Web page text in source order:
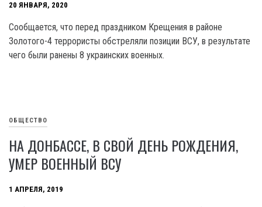
20 ЯНВАРЯ, 2020
Сообщается, что перед праздником Крещения в районе
Золотого-4 террористы обстреляли позиции ВСУ, в результате
чего были ранены 8 украинских военных.
ОБЩЕСТВО
НА ДОНБАССЕ, В СВОЙ ДЕНЬ РОЖДЕНИЯ,
УМЕР ВОЕННЫЙ ВСУ
1 АПРЕЛЯ, 2019